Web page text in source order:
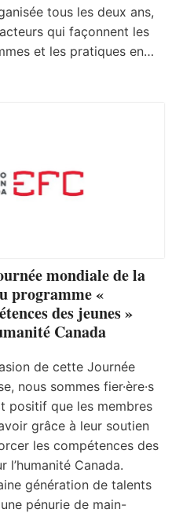
tous les deux ans,
qui façonnent les
et les pratiques en…
mondiale de la
programme «
des jeunes »
Canada
de cette Journée
nous sommes fier·ère·s
positif que les membres
grâce à leur soutien
les compétences des
l’humanité Canada.
génération de talents
pénurie de main-